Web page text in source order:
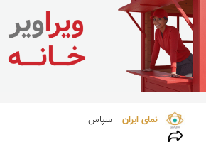
نمای ایران سپاس